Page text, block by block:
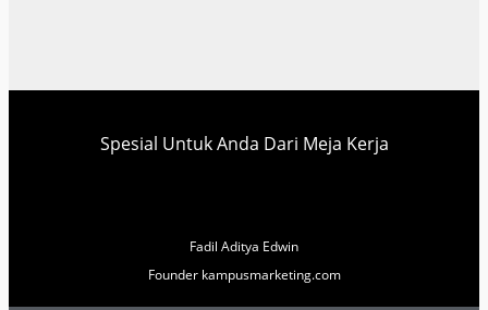
Spesial Untuk Anda Dari Meja Kerja
Fadil Aditya Edwin
Founder kampusmarketing.com